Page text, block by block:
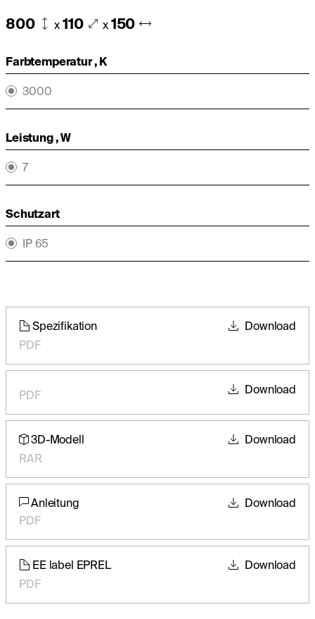
800 x 110 x 150
Farbtemperatur , K
3000
Leistung , W
7
Schutzart
IP 65
Spezifikation
PDF
Download
PDF Download
3D-Modell
RAR
Download
Anleitung
PDF
Download
EE label EPREL
PDF
Download